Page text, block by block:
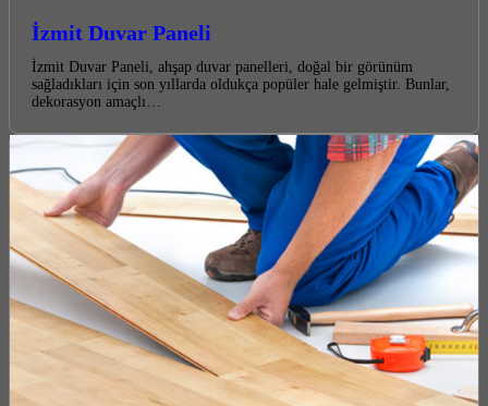
İzmit Duvar Paneli
İzmit Duvar Paneli, ahşap duvar panelleri, doğal bir görünüm
sağladıkları için son yıllarda oldukça popüler hale gelmiştir. Bunlar,
dekorasyon amaçlı…